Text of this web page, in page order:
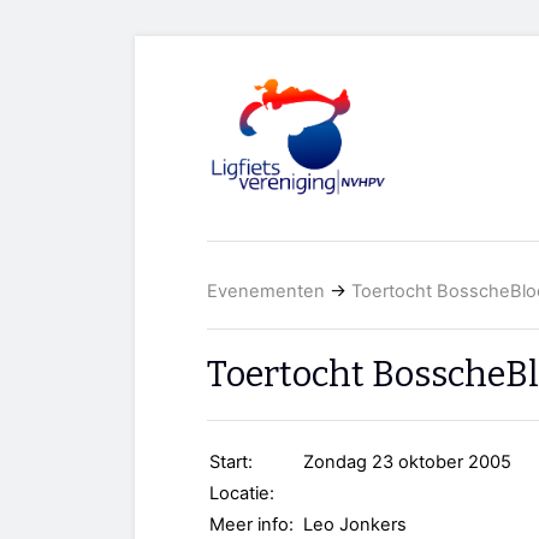
Evenementen → Toertocht
Toertocht
Start:
Zondag 23 oktober 2005
Locatie:
Meer info: Leo Jonkers